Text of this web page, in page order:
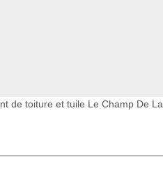
de toiture et tuile Le Champ De La